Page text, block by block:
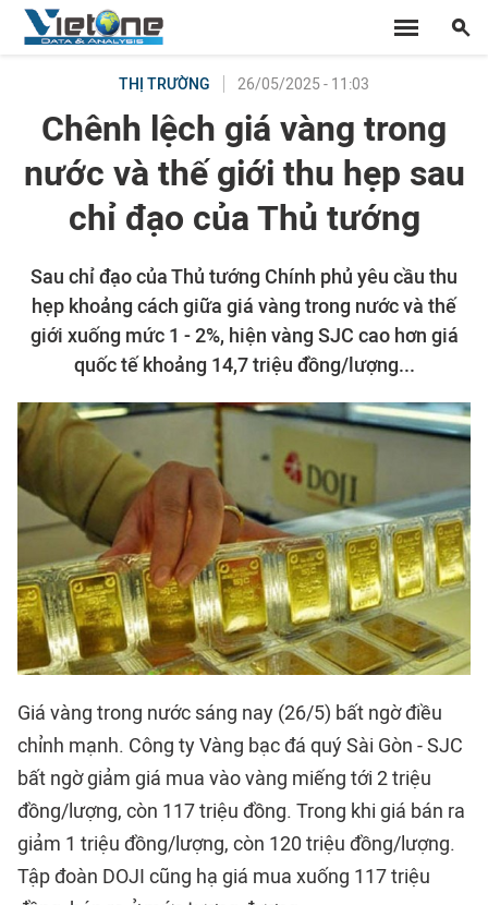
THỊ TRƯỜNG 26/05/2025 - 11:03
Chênh lệch giá vàng trong
nước và thế giới thu hẹp sau
chỉ đạo của Thủ tướng
Sau chỉ đạo của Thủ tướng Chính phủ yêu cầu thu
hẹp khoảng cách giữa giá vàng trong nước và thế
giới xuống mức 1 - 2%, hiện vàng SJC cao hơn giá
quốc tế khoảng 14,7 triệu đồng/lượng...
Giá vàng trong nước sáng nay (26/5) bất ngờ điều
chỉnh mạnh. Công ty Vàng bạc đá quý Sài Gòn - SJC
bất ngờ giảm giá mua vào vàng miếng tới 2 triệu
đồng/lượng, còn 117 triệu đồng. Trong khi giá bán ra
giảm 1 triệu đồng/lượng, còn 120 triệu đồng/lượng.
Tập đoàn DOJI cũng hạ giá mua xuống 117 triệu